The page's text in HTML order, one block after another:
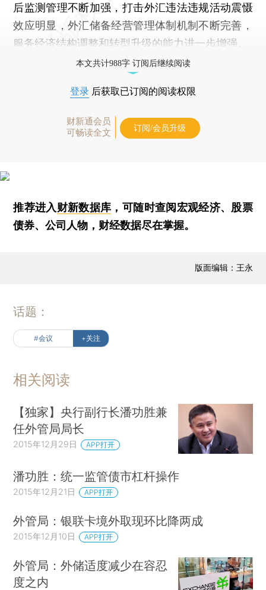
后监测管理不断加强，打击外汇违法违规活动震慑
效应明显，外汇储备经营管理体制机制不断完善，
服务经济结构调整和转型升级的能力进一步增强。
本文共计988字 订阅后继续阅读
登录 后获取已订阅的阅读权限
财新通会员
可畅读全文
订阅/会员升级
推荐进入财新数据库 ，可随时查阅宏观经济、股票
债券、公司人物，财经数据尽在掌握。
版面编辑：王永
话题：
#会议 +关注
相关阅读
【独家】央行副行长潘功胜兼
任外管局局长
2015年12月29日 APP打开
潘功胜：统一监管债市杠杆操作
2015年12月21日 APP打开
外管局：银联卡境外取现环比降两成
2015年12月10日 APP打开
外管局：外储适度减少在容忍
度之内